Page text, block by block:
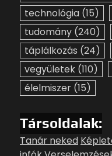
technológia (15)
tudomány (240)
táplálkozás (24)
vegyületek (110)
élelmiszer (15)
Társoldalak:
Tanár neked